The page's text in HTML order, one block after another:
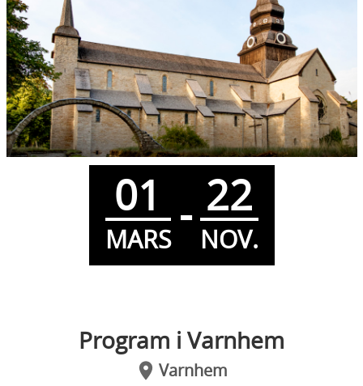
01
MARS - 22
NOV.
Program i Varnhem
Varnhem